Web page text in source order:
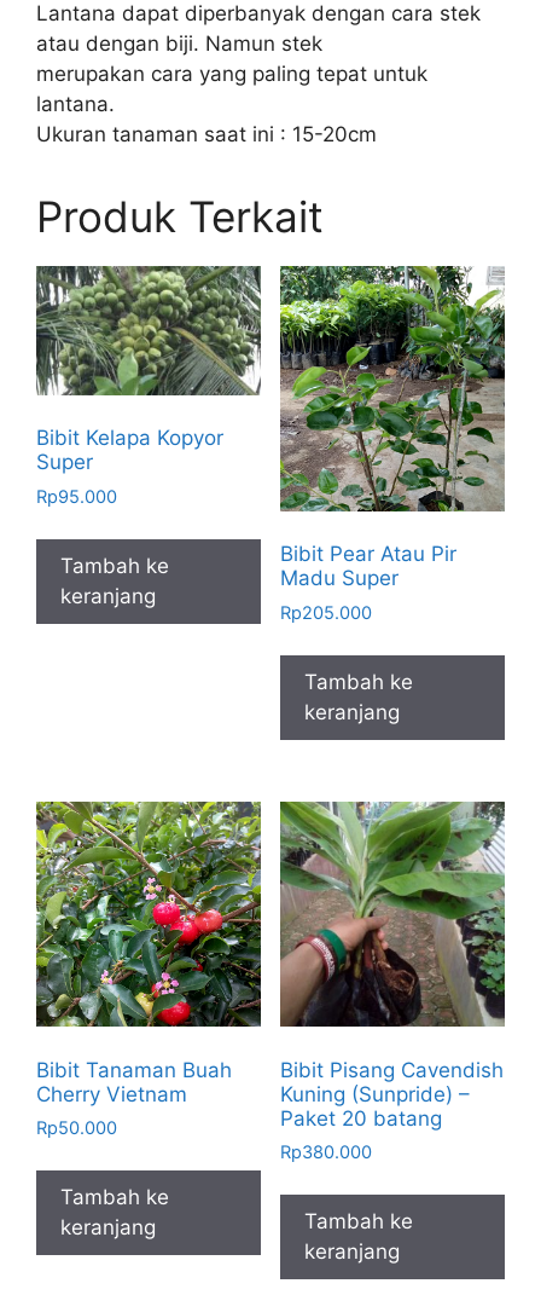
Lantana dapat diperbanyak dengan cara stek
atau dengan biji. Namun stek
merupakan cara yang paling tepat untuk
lantana.
Ukuran tanaman saat ini : 15-20cm
Produk Terkait
Bibit Kelapa Kopyor
Super
Rp95.000
Tambah ke
keranjang
Bibit Pear Atau Pir
Madu Super
Rp205.000
Tambah ke
keranjang
Bibit Tanaman Buah
Cherry Vietnam
Rp50.000
Tambah ke
keranjang
Bibit Pisang Cavendish
Kuning (Sunpride) –
Paket 20 batang
Rp380.000
Tambah ke
keranjang